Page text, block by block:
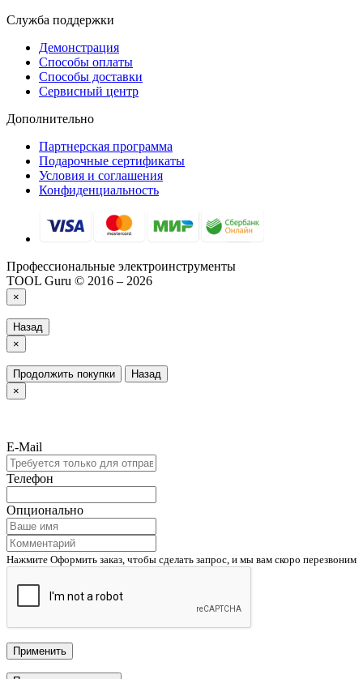
Служба поддержки
Демонстрация
Способы оплаты
Способы доставки
Сервисный центр
Дополнительно
Партнерская программа
Подарочные сертификаты
Условия и соглашения
Конфиденциальность
Профессиональные электроинструменты
TOOL Guru © 2016 – 2026
×
Назад
×
Продолжить покупки
Назад
×
E-Mail
Телефон
Опционально
Нажмите Оформить заказ, чтобы сделать запрос, и мы вам скоро перезвоним
Применить